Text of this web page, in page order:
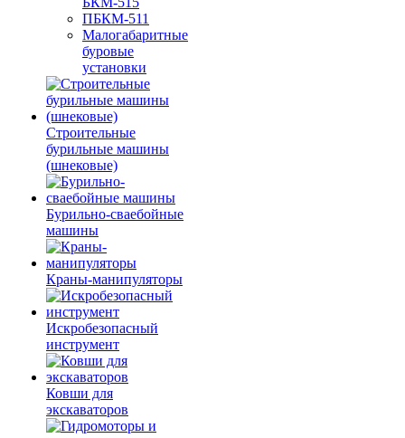
ПБКМ-511
Малогабаритные
буровые
установки
Строительные
бурильные машины
(шнековые)
Бурильно-сваебойные
машины
Краны-манипуляторы
Искробезопасный
инструмент
Ковши для
экскаваторов